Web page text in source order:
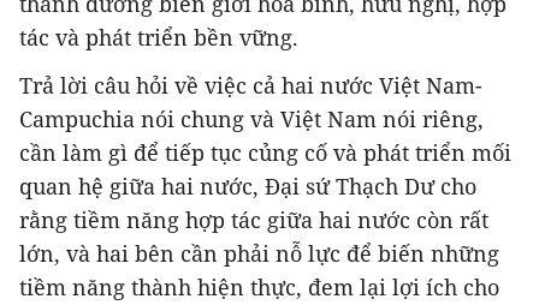
tác và phát triển bền vững.
Trả lời câu hỏi về việc cả hai nước Việt Nam-
Campuchia nói chung và Việt Nam nói riêng,
cần làm gì để tiếp tục củng cố và phát triển mối
quan hệ giữa hai nước, Đại sứ Thạch Dư cho
rằng tiềm năng hợp tác giữa hai nước còn rất
lớn, và hai bên cần phải nỗ lực để biến những
tiềm năng thành hiện thực, đem lại lợi ích cho